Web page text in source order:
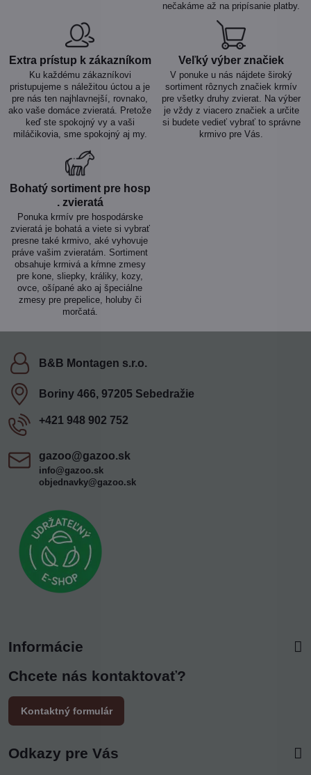
nečakáme až na pripísanie platby.
Extra prístup k zákazníkom
Ku každému zákazníkovi
pristupujeme s náležitou úctou a je
pre nás ten najhlavnejší, rovnako,
ako vaše domáce zvieratá. Pretože
keď ste spokojný vy a vaši
miláčikovia, sme spokojný aj my.
Veľký výber značiek
V ponuke u nás nájdete široký
sortiment rôznych značiek krmív
pre všetky druhy zvierat. Na výber
je vždy z viacero značiek a určite
si budete vedieť vybrať to správne
krmivo pre Vás.
Bohatý sortiment pre hosp​
. zvieratá
Ponuka krmív pre hospodárske
zvieratá je bohatá a viete si vybrať
presne také krmivo, aké vyhovuje
práve vašim zvieratám. Sortiment
obsahuje krmivá a kŕmne zmesy
pre kone, sliepky, králiky, kozy,
ovce, ošípané ako aj špeciálne
zmesy pre prepelice, holuby či
morčatá.
B&B Montagen s​.r​.o​.
Boriny 466, 97205 Sebedražie
+421 948 902 752
gazoo​@gazoo​.sk
info@gazoo.sk
objednavky@gazoo.sk
Informácie
Chcete nás kontaktovať?
Kontaktný formulár
Odkazy pre Vás